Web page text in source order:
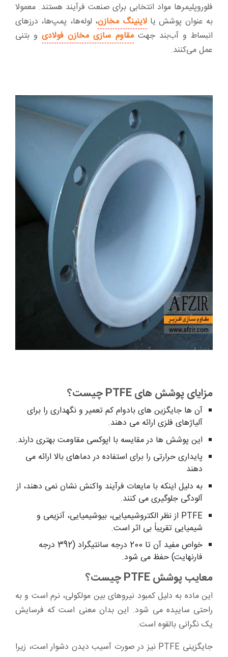
فلوروپلیمرها مواد انتخابی برای صنعت فرآیند هستند. معمولا
به عنوان پوشش یالاینینگ مخازن، لوله‌ها، پمپ‌ها، درزهای
انبساط و آب‌بند جهتمقاوم سازی مخازن فولادیو بتنی
عمل می‌کنند.
مزایای پوشش های PTFE چیست؟
آن ها جایگزین های بادوام کم تعمیر و نگهداری را برای
آلیاژهای فلزی ارائه می دهند.
این پوشش ها در مقایسه با اپوکسی مقاومت بهتری دارند.
پایداری حرارتی را برای استفاده در دماهای بالا ارائه می
دهند
به دلیل اینکه با مایعات فرآیند واکنش نشان نمی دهند، از
آلودگی جلوگیری می کنند.
PTFE از نظر الکتروشیمیایی، بیوشیمیایی، آنزیمی و
شیمیایی تقریباً بی اثر است.
خواص مفید آن تا 200 درجه سانتیگراد (392 درجه
فارنهایت) حفظ می شود.
معایب پوشش PTFE چیست؟
این ماده به دلیل کمبود نیروهای بین مولکولی، نرم است و به
راحتی ساییده می شود. این بدان معنی است که فرسایش
یک نگرانی بالقوه است.
جایگزینی PTFE نیز در صورت آسیب دیدن دشوار است، زیرا